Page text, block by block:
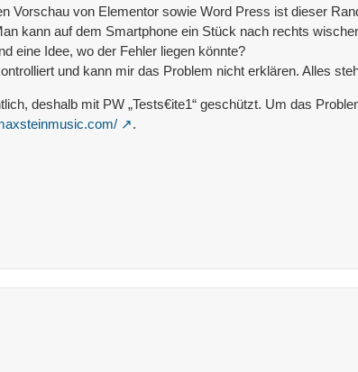
Vorschau von Elementor sowie Word Press ist dieser
kann auf dem Smartphone ein Stück nach rechts
eine Idee, wo der Fehler liegen könnte?
und kann mir das Problem nicht erklären. Alles
deshalb mit PW „Tests€ite1“ geschützt. Um das
.